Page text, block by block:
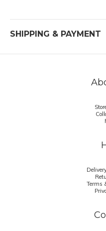
SHIPPING & PAYMENT
Terms